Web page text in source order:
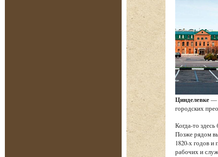
Цинделевке—
городских
Когда-то
Позже рядом
1820-х годов
рабочих и